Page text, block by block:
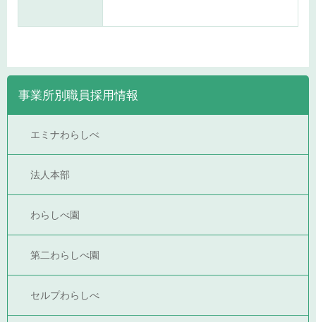
事業所別職員採用情報
エミナわらしべ
法人本部
わらしべ園
第二わらしべ園
セルプわらしべ